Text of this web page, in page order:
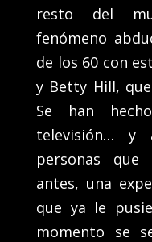
resto del
fenómeno
de los 60 con
y Betty Hill,
Se han
televisión… y
personas que
antes, una
que ya le
momento se